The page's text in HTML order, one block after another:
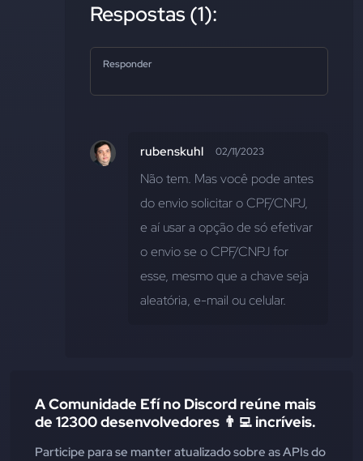
Respostas (1):
Responder
rubenskuhl 02/11/2023
Não tem. Mas você pode antes
do envio solicitar o CPF/CNPJ,
e aí usar a opção de só efetivar
o envio se o CPF/CNPJ for
esse, mesmo que a chave seja
aleatória, e-mail ou celular.
A Comunidade Efí no Discord reúne mais
de 12300 desenvolvedores 👨‍💻 incríveis.
Participe para se manter atualizado sobre as APIs do